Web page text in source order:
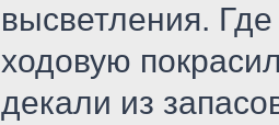
высветления.
ходовую
декали из